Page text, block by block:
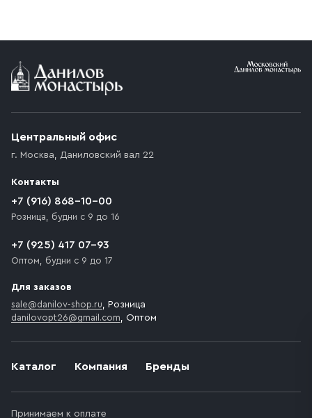
Каталог Компания Бренды
Принимаем к оплате
Центральный офис
г. Москва, Даниловский вал 22
Контакты
+7 (916) 868-10-00
Розница, будни с 9 до 16
+7 (925) 417 07-93
Оптом, будни с 9 до 17
Для заказов
sale@danilov-shop.ru, Розница
danilovopt26@gmail.com, Оптом